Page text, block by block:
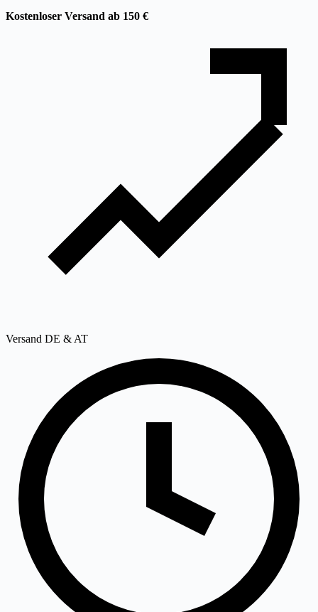
Kostenloser Versand ab 150 €
Versand DE & AT